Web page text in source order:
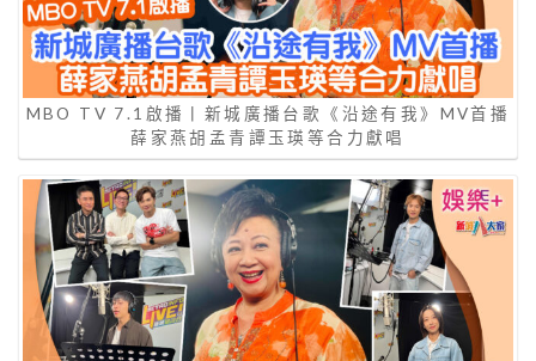
MBO TV 7.1啟播丨新城廣播台歌《沿途有我》MV首播
薛家燕胡孟青譚玉瑛等合力獻唱